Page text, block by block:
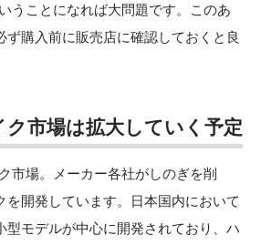
うことになれば大問題です。このあ
ず購入前に販売店に確認しておくと良
ク市場は拡大していく予定
市場。メーカー各社がしのぎを削
を開発しています。日本国内において
型モデルが中心に開発されており、ハ